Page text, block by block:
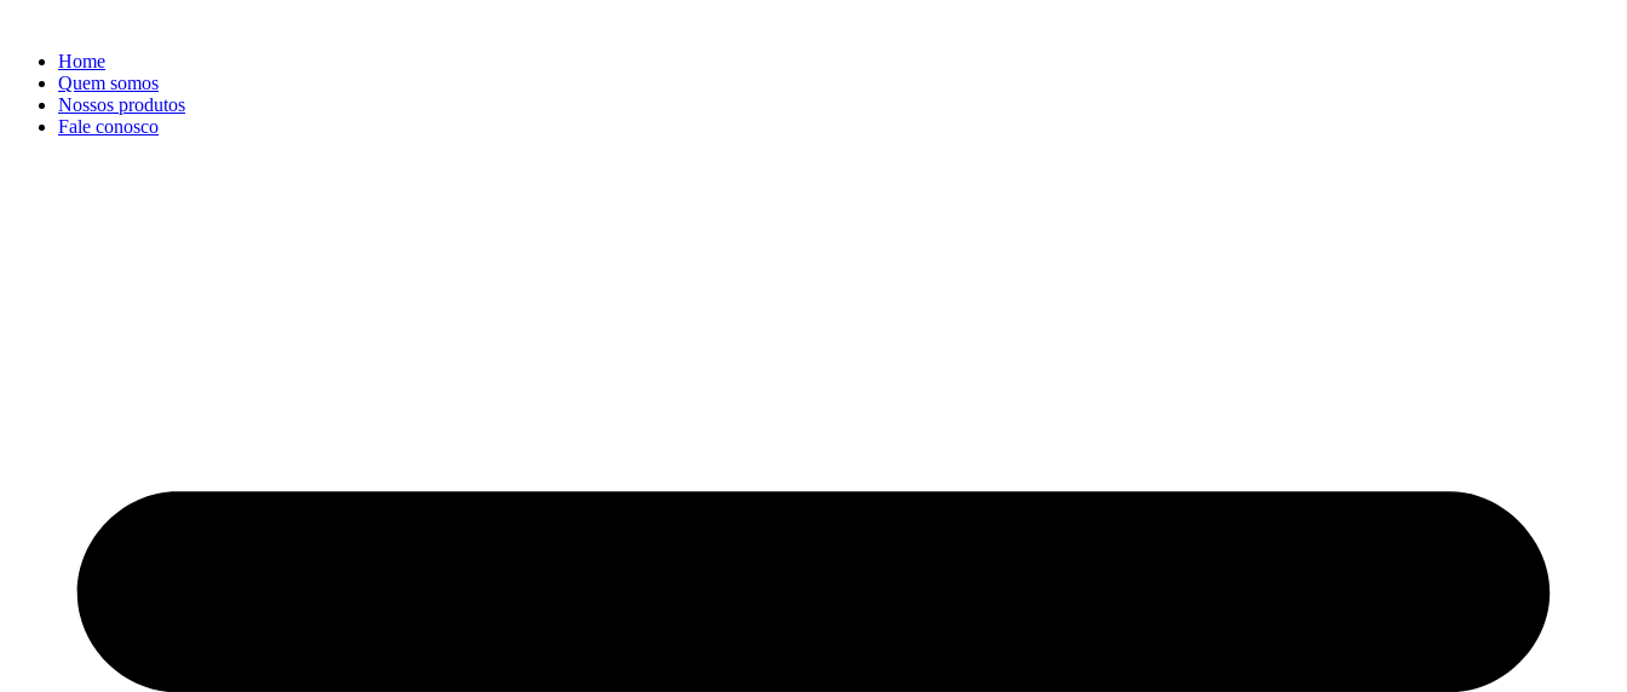
conteúdo
Home
Quem somos
Nossos produtos
Fale conosco